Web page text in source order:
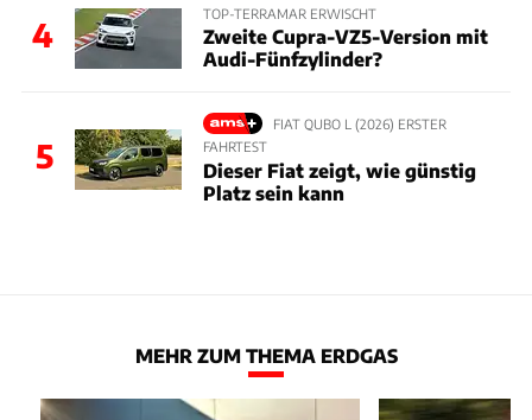
4
TOP-TERRAMAR ERWISCHT
Zweite Cupra-VZ5-Version mit
Audi-Fünfzylinder?
5
FIAT QUBO L (2026) ERSTER
FAHRTEST
Dieser Fiat zeigt, wie günstig
Platz sein kann
MEHR ZUM THEMA ERDGAS